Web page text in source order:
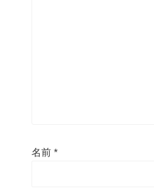
名前 *